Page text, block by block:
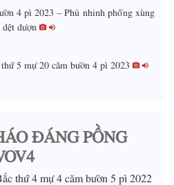
i
e
4 pì 2023 – Phủ nhinh phổng xùng
dượn
5 mự 20 căm bườn 4 pì 2023
ĐÁNG PỒNG
thứ 4 mự 4 căm bườn 5 pì 2022